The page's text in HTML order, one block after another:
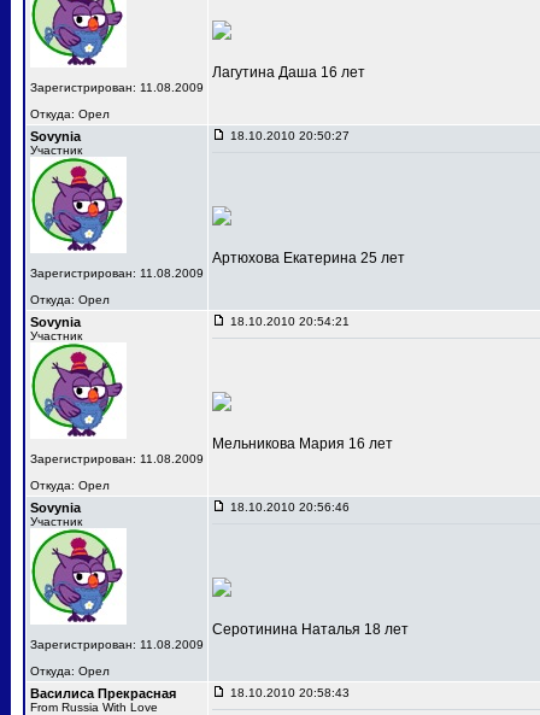
Зарегистрирован: 11.08.2009
Откуда: Орел
Лагутина Даша 16 лет
Sovynia
Участник
Зарегистрирован: 11.08.2009
Откуда: Орел
18.10.2010 20:50:27
Артюхова Екатерина 25 лет
Sovynia
Участник
Зарегистрирован: 11.08.2009
Откуда: Орел
18.10.2010 20:54:21
Мельникова Мария 16 лет
Sovynia
Участник
Зарегистрирован: 11.08.2009
Откуда: Орел
18.10.2010 20:56:46
Серотинина Наталья 18 лет
Василиса Прекрасная
From Russia With Love
18.10.2010 20:58:43